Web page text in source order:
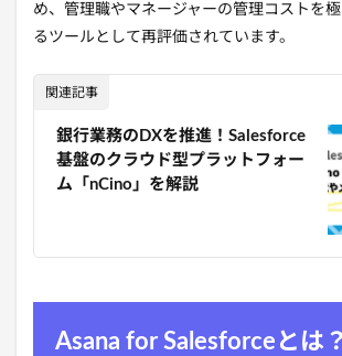
め、管理職やマネージャーの管理コストを
るツールとして再評価されています。
関連記事
銀行業務のDXを推進！Salesforce
基盤のクラウド型プラットフォー
ム「nCino」を解説
Asana for Salesforceとは？